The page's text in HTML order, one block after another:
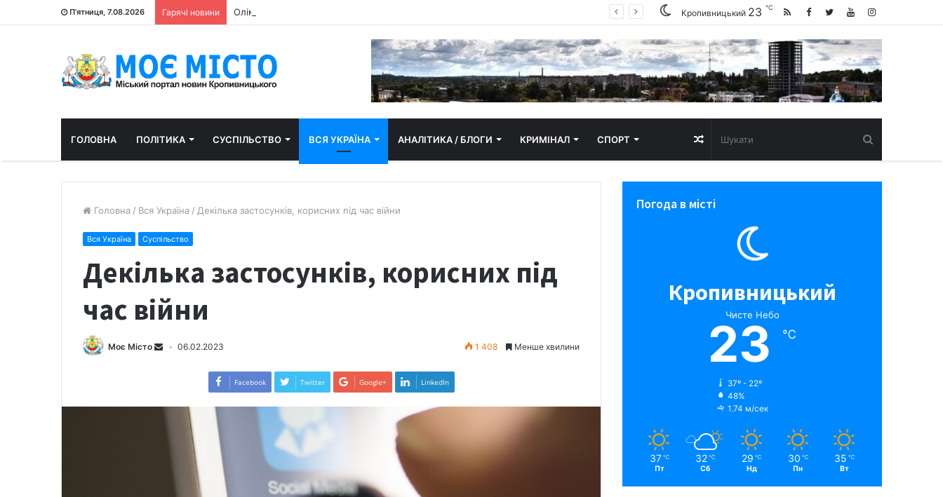
П’ятниця, 7.08.2026 Гарячі новини Олімпійський прапор замайорів у Кропивницькому Кропивницький 23 ℃
ГОЛОВНА ПОЛІТИКА СУСПІЛЬСТВО ВСЯ УКРАЇНА АНАЛІТИКА / БЛОГИ КРИМІНАЛ СПОРТ Випадкова
стаття
Головна / Вся Україна / Декілька застосунків, корисних під час війни
Вся Україна Суспільство
Декілька застосунків, корисних під
час війни
Моє Місто 06.02.2023 1 408 Менше хвилини
Facebook Twitter Google+ LinkedIn
Погода в місті
Кропивницький
Чисте Небо
23 ℃
37º - 22º
48%
1.74 м/сек
37 ℃
Пт
32 ℃
Сб
29 ℃
Нд
30 ℃
Пн
35 ℃
Вт